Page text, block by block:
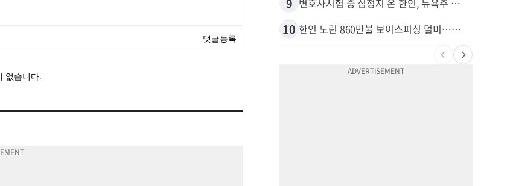
변호사시험 중 심정지 온 한인, 뉴욕주 제소
10 한인 노린 860만불 보이스피싱 덜미…영사관·한국 검찰 사칭